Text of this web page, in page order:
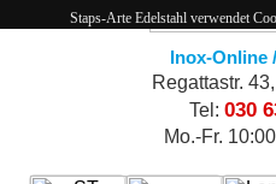
Staps-Arte Edelstahl verwendet
Inox-Online
Regattastr.
Tel: 030
Mo.-Fr.